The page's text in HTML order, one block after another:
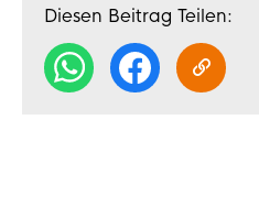
Diesen Beitrag Teilen: